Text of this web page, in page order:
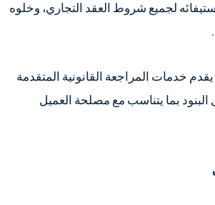
لجميع شروط العقد التجاري، وخلوه
خدمات المراجعة القانونية المتقدمة
البنود بما يتناسب مع مصلحة العميل